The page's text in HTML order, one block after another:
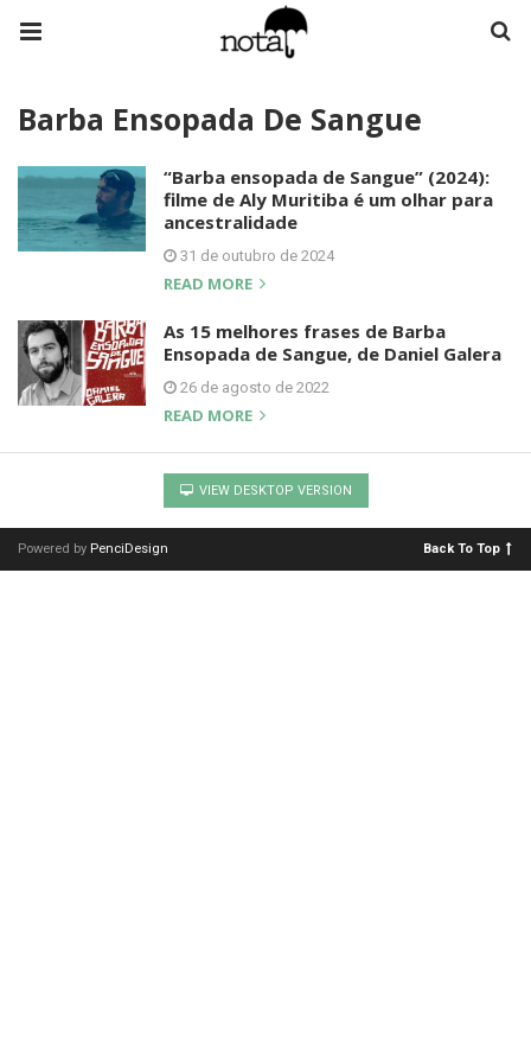
Barba Ensopada De Sangue
“Barba ensopada de Sangue” (2024):
filme de Aly Muritiba é um olhar para
ancestralidade
31 de outubro de 2024
READ MORE
As 15 melhores frases de Barba
Ensopada de Sangue, de Daniel Galera
26 de agosto de 2022
READ MORE
VIEW DESKTOP VERSION
Powered by PenciDesign Back To Top